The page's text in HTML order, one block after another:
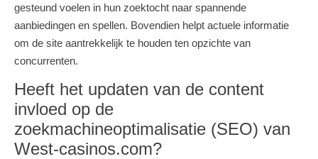
gesteund voelen in hun zoektocht naar spannende
aanbiedingen en spellen. Bovendien helpt actuele informatie
om de site aantrekkelijk te houden ten opzichte van
concurrenten.
Heeft het updaten van de content
invloed op de
zoekmachineoptimalisatie (SEO) van
West-casinos.com?